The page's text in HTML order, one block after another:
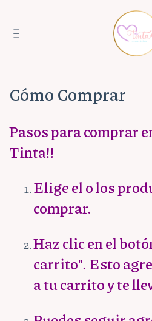
Cómo Comprar
Pasos para comprar
Tinta!!
Elige el o los
comprar.
Haz clic en el
carrito". Esto
a tu carrito y te